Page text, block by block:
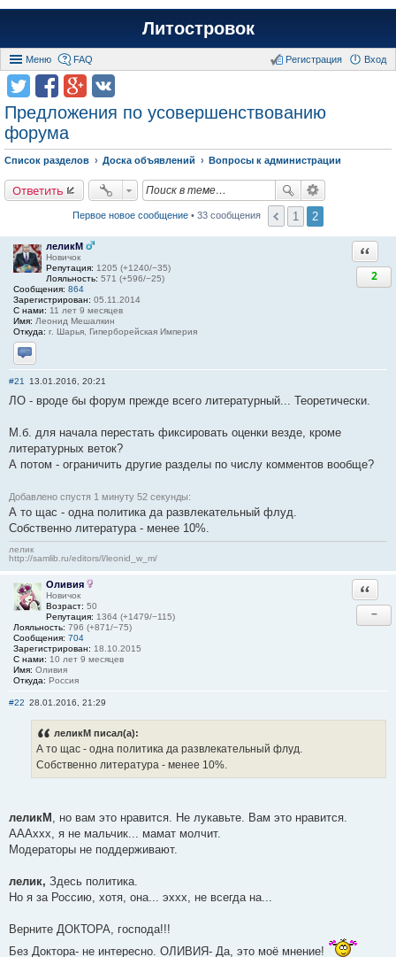
Литостровок
Меню FAQ Вход
Регистрация
Предложения по усовершенствованию
форума
Список разделов Доска объявлений Вопросы к администрации
Ответить
Первое новое сообщение • 33 сообщения 1 2
леликМ
Новичок
Репутация: 1205 (+1240/−35)
Лояльность: 571 (+596/−25)
Сообщения: 864
Зарегистрирован: 05.11.2014
С нами: 11 лет 9 месяцев
Имя: Леонид Мешалкин
Откуда: г. Шарья, Гиперборейская Империя
Отправить личное сообщение
2
#21 13.01.2016, 20:21
ЛО - вроде бы форум прежде всего литературный... Теоретически.
М.б. для начала перестать фиксировать оценки везде, кроме
литературных веток?
А потом - ограничить другие разделы по числу комментов вообще?
Добавлено спустя 1 минуту 52 секунды:
А то щас - одна политика да развлекательный флуд.
Собственно литература - менее 10%.
лелик
http://samlib.ru/editors/l/leonid_w_m/
Оливия
Новичок
Возраст: 50
Репутация: 1364 (+1479/−115)
Лояльность: 796 (+871/−75)
Сообщения: 704
Зарегистрирован: 18.10.2015
С нами: 10 лет 9 месяцев
Имя: Оливия
Откуда: Россия
−
#22 28.01.2016, 21:29
леликМ писал(а):
А то щас - одна политика да развлекательный флуд.
Собственно литература - менее 10%.
леликМ , но вам это нравится. Не лукавьте. Вам это нравится.
АААххх, я не мальчик... мамат молчит.
Модераторы не поддерживают.
лелик, Здесь политика.
Но я за Россию, хотя, она... эххх, не всегда на...
Верните ДОКТОРА, господа!!!
Без Доктора- не интересно. ОЛИВИЯ- Да, это моё мнение!